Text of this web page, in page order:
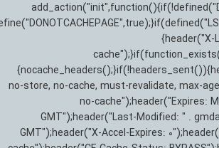
{header("X-
no-store, no-cache, must-revalidate, max-
no-cache");header("Expires:
GMT");header("Last-Modified: " .
GMT");header("X-Accel-Expires: